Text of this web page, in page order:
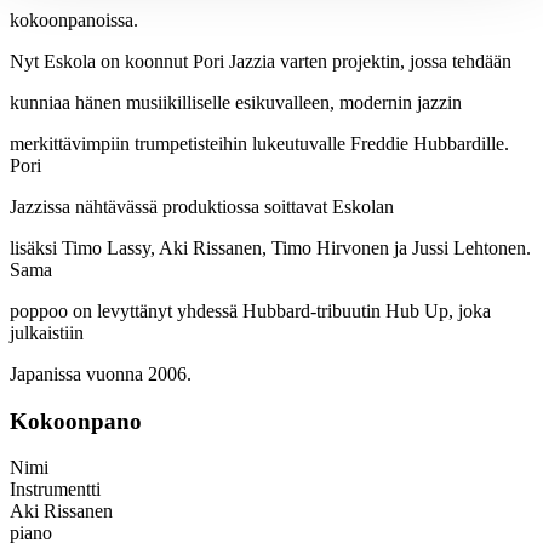
kokoonpanoissa.
Nyt Eskola on koonnut Pori Jazzia varten projektin, jossa tehdään
kunniaa hänen musiikilliselle esikuvalleen, modernin jazzin
merkittävimpiin trumpetisteihin lukeutuvalle Freddie Hubbardille.
Pori
Jazzissa nähtävässä produktiossa soittavat Eskolan
lisäksi Timo Lassy, Aki Rissanen, Timo Hirvonen ja Jussi Lehtonen.
Sama
poppoo on levyttänyt yhdessä Hubbard-tribuutin Hub Up, joka
julkaistiin
Japanissa vuonna 2006.
Kokoonpano
Nimi
Instrumentti
Aki Rissanen
piano